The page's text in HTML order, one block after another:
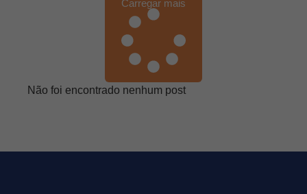
Carregar mais
Não foi encontrado nenhum post